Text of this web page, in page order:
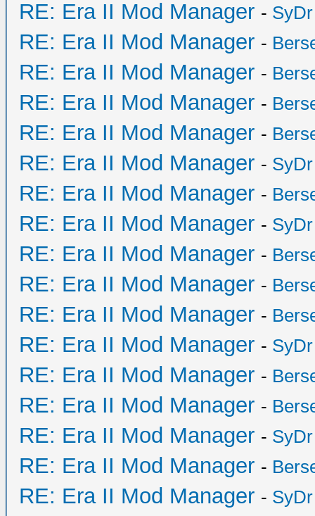
RE: Era II Mod Manager - SyDr
RE: Era II Mod Manager -
RE: Era II Mod Manager -
RE: Era II Mod Manager -
RE: Era II Mod Manager -
RE: Era II Mod Manager - SyDr
RE: Era II Mod Manager -
RE: Era II Mod Manager - SyDr
RE: Era II Mod Manager -
RE: Era II Mod Manager -
RE: Era II Mod Manager -
RE: Era II Mod Manager - SyDr
RE: Era II Mod Manager -
RE: Era II Mod Manager -
RE: Era II Mod Manager - SyDr
RE: Era II Mod Manager -
RE: Era II Mod Manager - SyDr